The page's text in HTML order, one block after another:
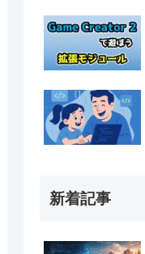
新着記事